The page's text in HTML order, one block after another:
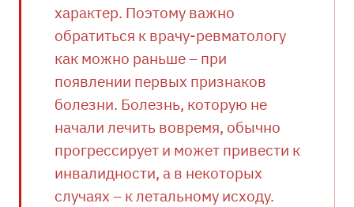
характер. Поэтому важно
обратиться к врачу-ревматологу
как можно раньше – при
появлении первых признаков
болезни. Болезнь, которую не
начали лечить вовремя, обычно
прогрессирует и может привести к
инвалидности, а в некоторых
случаях – к летальному исходу.